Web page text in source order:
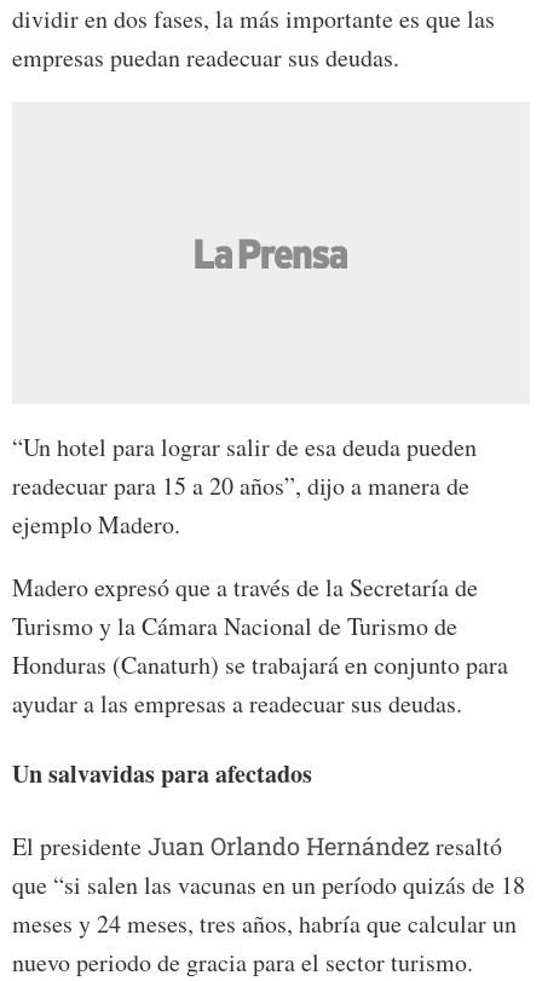
dividir en dos fases, la más importante es que las
empresas puedan readecuar sus deudas.
“Un hotel para lograr salir de esa deuda pueden
readecuar para 15 a 20 años”, dijo a manera de
ejemplo Madero.
Madero expresó que a través de la Secretaría de
Turismo y la Cámara Nacional de Turismo de
Honduras (Canaturh) se trabajará en conjunto para
ayudar a las empresas a readecuar sus deudas.
Un salvavidas para afectados
El presidenteJuan Orlando Hernándezresaltó
que “si salen las vacunas en un período quizás de 18
meses y 24 meses, tres años, habría que calcular un
nuevo periodo de gracia para el sector turismo.